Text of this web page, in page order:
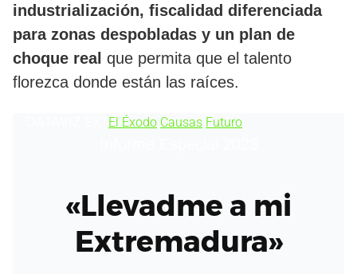
industrialización, fiscalidad diferenciada
para zonas despobladas y un plan de
choque real que permita que el talento
florezca donde están las raíces.
El Éxodo Causas Futuro
«Llevadme a mi
Extremadura»